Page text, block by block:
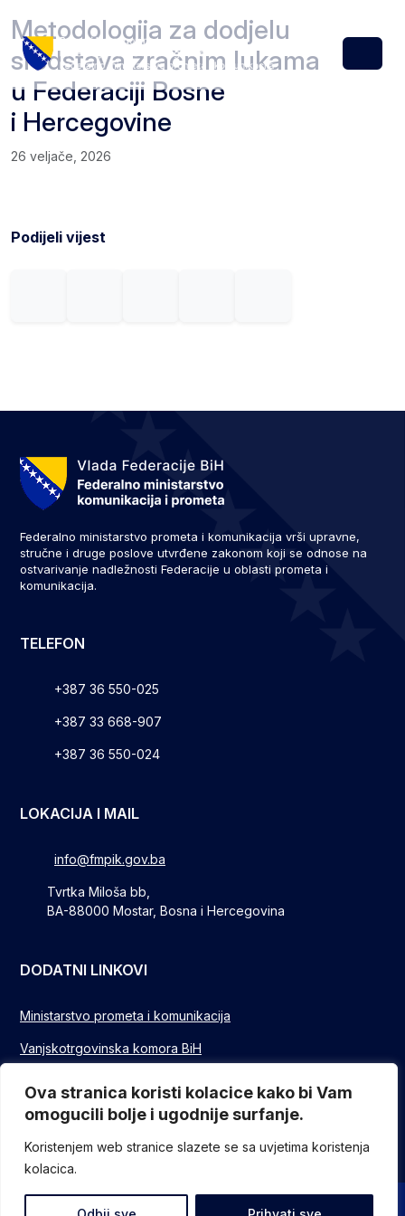
Ova stranica koristi kolacice kako bi Vam
omogucili bolje i ugodnije surfanje.
Koristenjem web stranice slazete se sa uvjetima koristenja
kolacica.
Menu
Metodologija za dodjelu
sredstava zračnim lukama
u Federaciji Bosne
i Hercegovine
26 veljače, 2026
Podijeli vijest
Federalno ministarstvo prometa i komunikacija vrši upravne,
stručne i druge poslove utvrđene zakonom koji se odnose na
ostvarivanje nadležnosti Federacije u oblasti prometa i
komunikacija.
TELEFON
+387 36 550-025
+387 33 668-907
+387 36 550-024
LOKACIJA I MAIL
info@fmpik.gov.ba
Tvrtka Miloša bb,
BA-88000 Mostar, Bosna i Hercegovina
DODATNI LINKOVI
Ministarstvo prometa i komunikacija
Vanjskotrgovinska komora BiH
FUZIP Sarajevo
© Sva prava pridržana - Federalno ministarstvo komunikacija i